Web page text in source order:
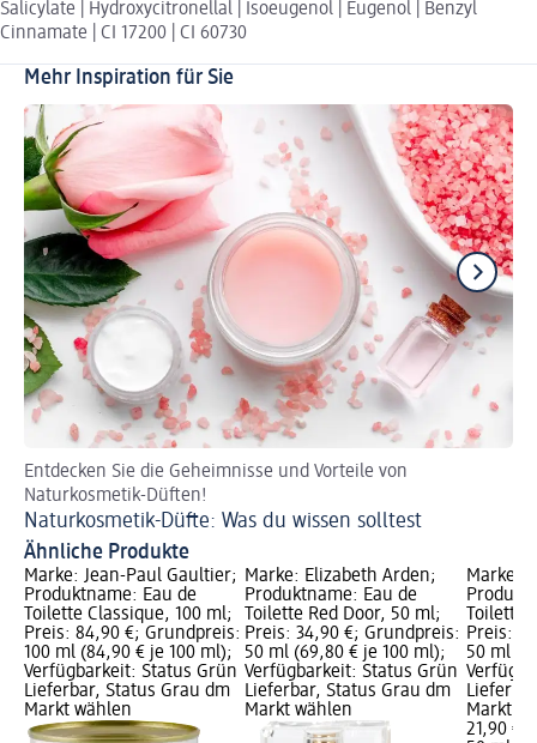
Salicylate | Hydroxycitronellal | Isoeugenol | Eugenol | Benzyl
Cinnamate | CI 17200 | CI 60730
Mehr Inspiration für Sie
Entdecken Sie die Geheimnisse und Vorteile von
Naturkosmetik-Düften!
Naturkosmetik-Düfte: Was du wissen solltest
Ähnliche Produkte
Marke: Jean-Paul Gaultier;
Produktname: Eau de
Toilette Classique, 100 ml;
Preis: 84,90 €; Grundpreis:
100 ml (84,90 € je 100 ml);
Verfügbarkeit: Status Grün
Lieferbar, Status Grau dm
Markt wählen
Marke: Elizabeth Arden;
Produktname: Eau de
Toilette Red Door, 50 ml;
Preis: 34,90 €; Grundpreis:
50 ml (69,80 € je 100 ml);
Verfügbarkeit: Status Grün
Lieferbar, Status Grau dm
Markt wählen
Marke:
Toilette
Preis:
50 ml
Markt
21,90 €